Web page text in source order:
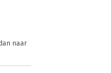
naar